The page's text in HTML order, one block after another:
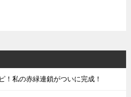
！私の赤緑連鎖がついに完成！